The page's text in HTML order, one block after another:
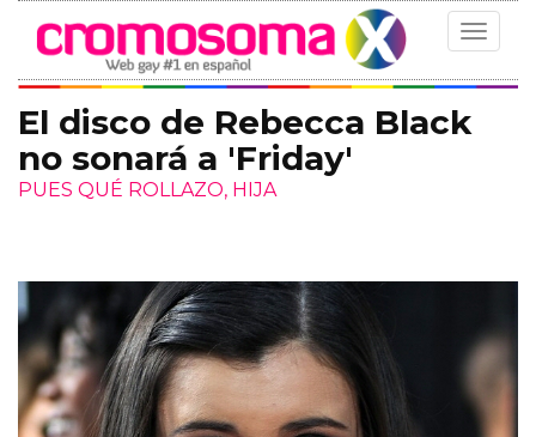
Toggle
El disco de Rebecca Black
no sonará a 'Friday'
PUES QUÉ ROLLAZO, HIJA